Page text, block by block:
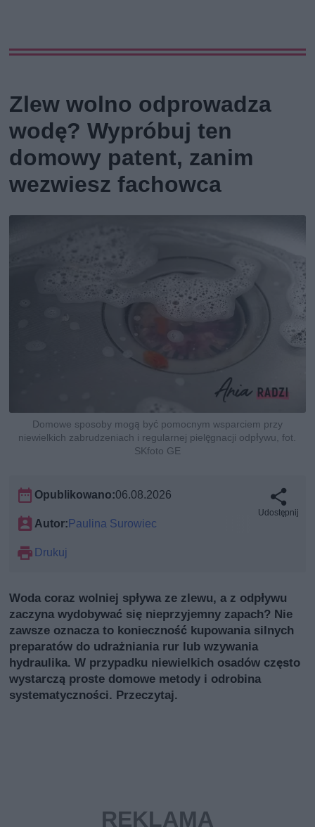
Zlew wolno odprowadza
wodę? Wypróbuj ten
domowy patent, zanim
wezwiesz fachowca
Domowe sposoby mogą być pomocnym wsparciem przy
niewielkich zabrudzeniach i regularnej pielęgnacji odpływu, fot.
SKfoto GE
Opublikowano:06.08.2026
Autor:Paulina Surowiec
Drukuj
Udostępnij
Woda coraz wolniej spływa ze zlewu, a z odpływu
zaczyna wydobywać się nieprzyjemny zapach? Nie
zawsze oznacza to konieczność kupowania silnych
preparatów do udrażniania rur lub wzywania
hydraulika. W przypadku niewielkich osadów często
wystarczą proste domowe metody i odrobina
systematyczności. Przeczytaj.